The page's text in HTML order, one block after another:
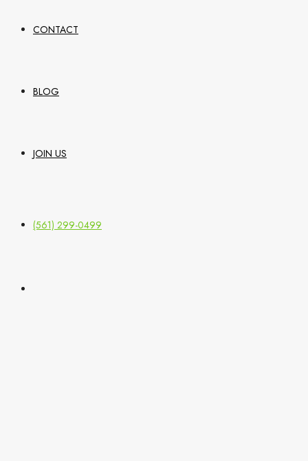
CONTACT
BLOG
JOIN US
(561) 299-0499